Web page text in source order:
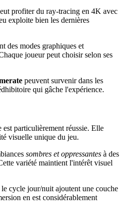
profiter du ray-tracing en 4K avec
exploite bien les dernières
des modes graphiques et
joueur peut choisir selon ses
peuvent survenir dans les
qui gâche l'expérience.
est particulièrement réussie. Elle
visuelle unique du jeu.
sombres et oppressantes à des
variété maintient l'intérêt visuel
le cycle jour/nuit ajoutent une couche
en est considérablement